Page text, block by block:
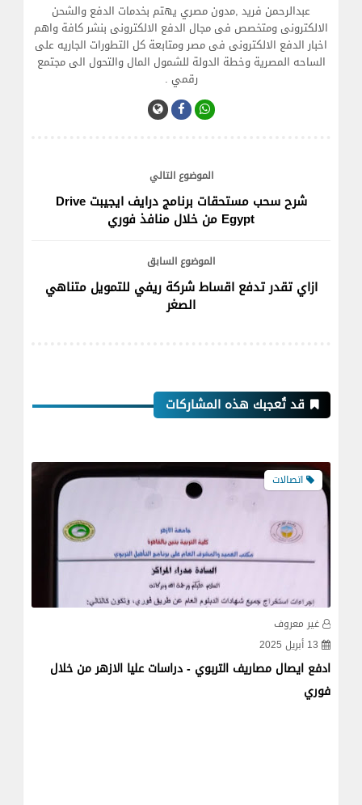
عبدالرحمن فريد ,مدون مصري يهتم بخدمات الدفع والشحن
الالكترونى ومتخصص فى مجال الدفع الالكترونى بنشر كافة واهم
اخبار الدفع الالكترونى فى مصر ومتابعة كل التطورات الجاريه على
الساحه المصرية وخطة الدولة للشمول المال والتحول الى مجتمع
رقمي .
الموضوع التالي
شرح سحب مستحقات برنامج درايف ايجيبت Drive
Egypt من خلال منافذ فوري
الموضوع السابق
ازاي تقدر تدفع اقساط شركة ريفي للتمويل متناهي
الصغر
قد تُعجبك هذه المشاركات
تعليم
غير معروف
08 ديسمبر 2024
دفع مصاريف جامعة بنها من خلال فوري باكواد الخدمة